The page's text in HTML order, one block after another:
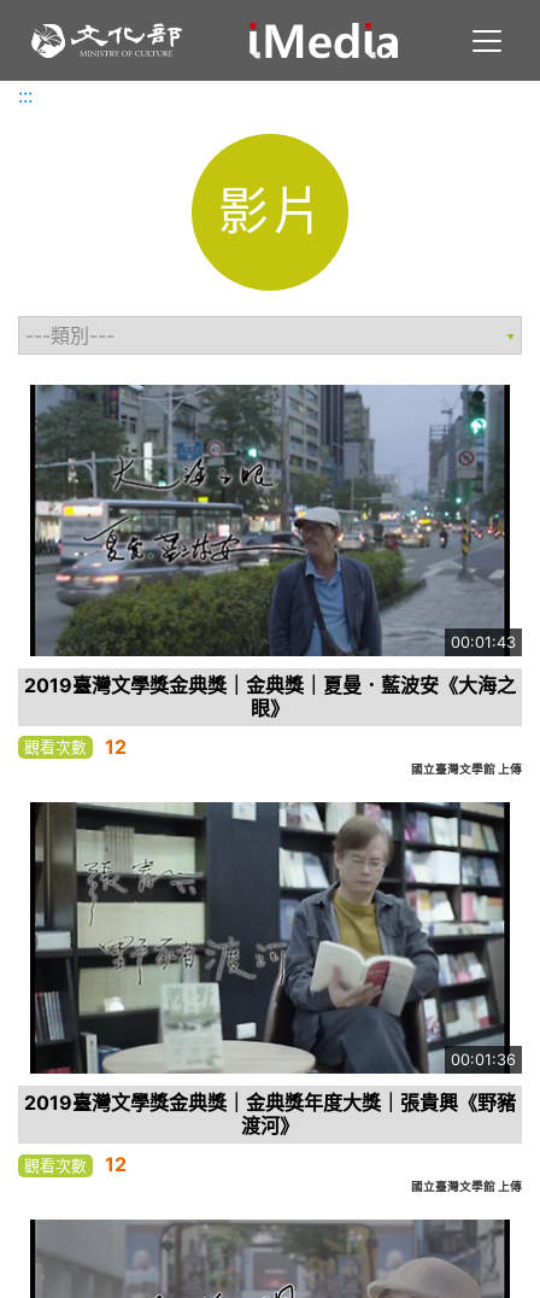
:::
:::
影片
00:01:43
2019臺灣文學獎金典獎｜金典獎｜夏曼．藍波安《大海之
眼》
觀看次數 12
國立臺灣文學館 上傳
00:01:36
2019臺灣文學獎金典獎｜金典獎年度大獎｜張貴興《野豬
渡河》
觀看次數 12
國立臺灣文學館 上傳